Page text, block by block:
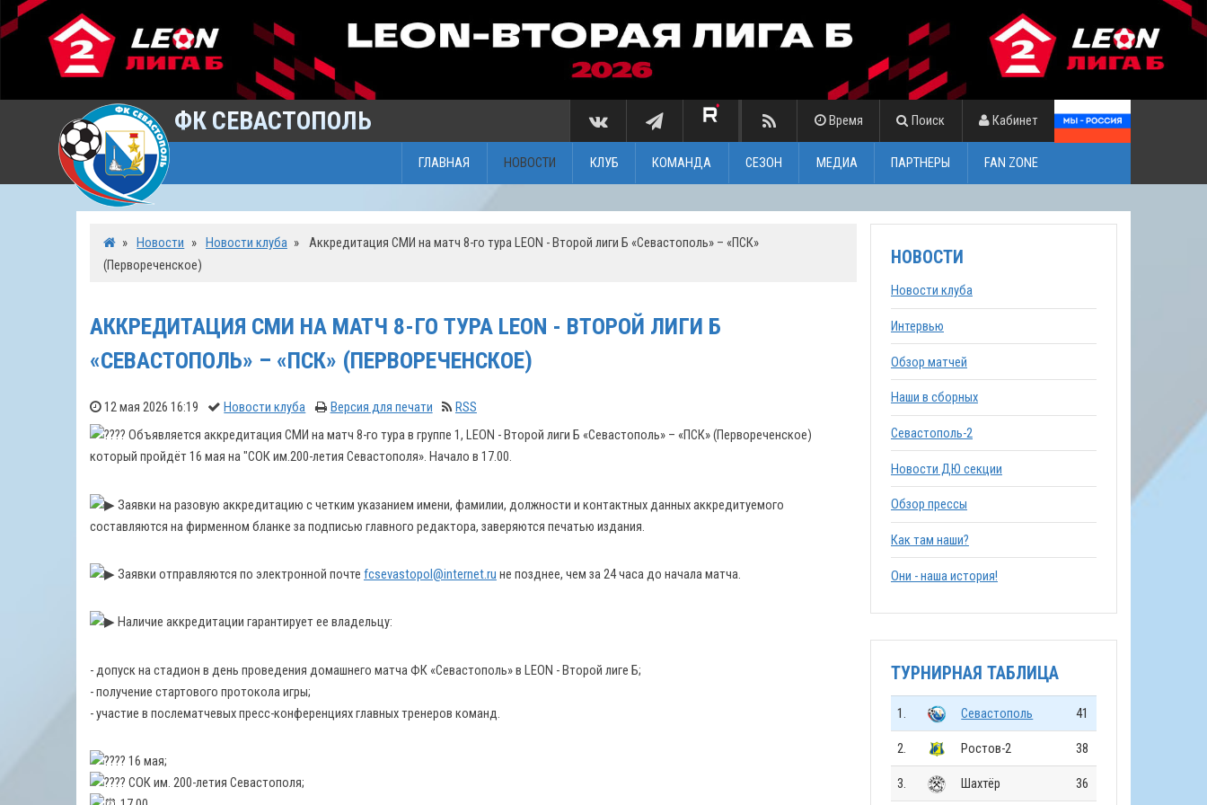
ФК СЕВАСТОПОЛЬ Время Поиск Кабинет
ГЛАВНАЯ НОВОСТИ КЛУБ КОМАНДА СЕЗОН МЕДИА ПАРТНЕРЫ FAN ZONE
» Новости » Новости клуба »
Аккредитация СМИ на матч 8-го тура LEON - Второй лиги Б «Севастополь» – «ПСК»
(Первореченское)
АККРЕДИТАЦИЯ СМИ НА МАТЧ 8-ГО ТУРА LEON - ВТОРОЙ ЛИГИ Б
«СЕВАСТОПОЛЬ» – «ПСК» (ПЕРВОРЕЧЕНСКОЕ)
12 мая 2026 16:19 Новости клуба Версия для печати
RSS
Объявляется аккредитация СМИ на матч 8-го тура в группе 1, LEON - Второй лиги Б «Севастополь» – «ПСК» (Первореченское)
который пройдёт 16 мая на "СОК им.200-летия Севастополя». Начало в 17.00.
Заявки на разовую аккредитацию с четким указанием имени, фамилии, должности и контактных данных аккредитуемого
составляются на фирменном бланке за подписью главного редактора, заверяются печатью издания.
Заявки отправляются по электронной почте fcsevastopol@internet.ru не позднее, чем за 24 часа до начала матча.
Наличие аккредитации гарантирует ее владельцу:
- допуск на стадион в день проведения домашнего матча ФК «Севастополь» в LEON - Второй лиге Б;
- получение стартового протокола игры;
- участие в послематчевых пресс-конференциях главных тренеров команд.
16 мая;
СОК им. 200-летия Севастополя;
НОВОСТИ
Новости клуба
Интервью
Обзор матчей
Наши в сборных
Севастополь-2
Новости ДЮ секции
Обзор прессы
Как там наши?
Они - наша история!
ТУРНИРНАЯ ТАБЛИЦА
1. Севастополь 41
2. Ростов-2 38
3. Шахтёр 36